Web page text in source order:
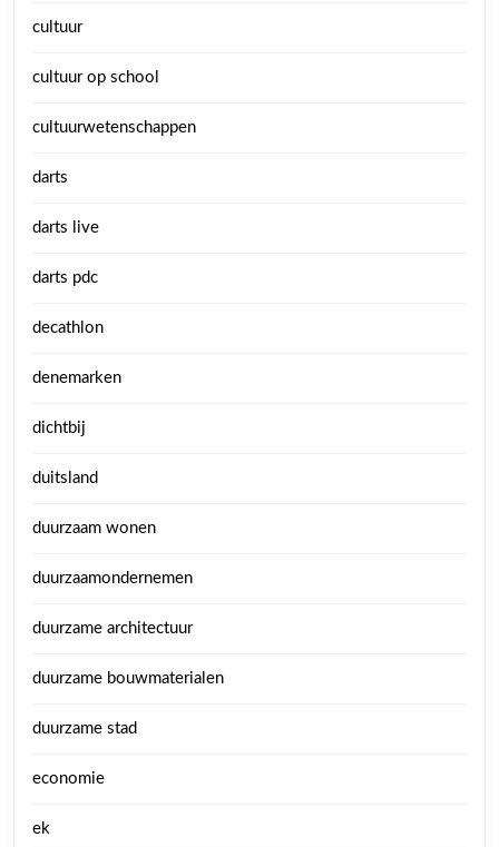
cultuur
cultuur op school
cultuurwetenschappen
darts
darts live
darts pdc
decathlon
denemarken
dichtbij
duitsland
duurzaam wonen
duurzaamondernemen
duurzame architectuur
duurzame bouwmaterialen
duurzame stad
economie
ek